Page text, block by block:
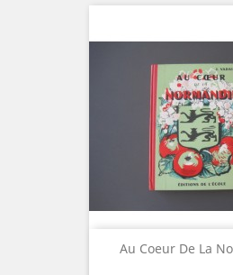
Au Coeur De La